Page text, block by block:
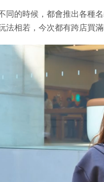
同的時候，都會推出各種
法相若，今次都有跨店買